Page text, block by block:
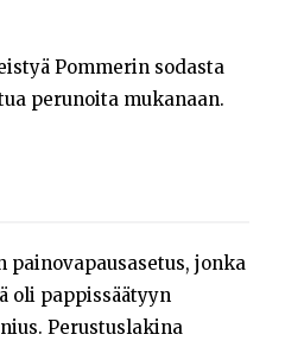
Pommerin sodasta
perunoita mukanaan.
painovapausasetus, jonka
oli pappissäätyyn
Perustuslakina